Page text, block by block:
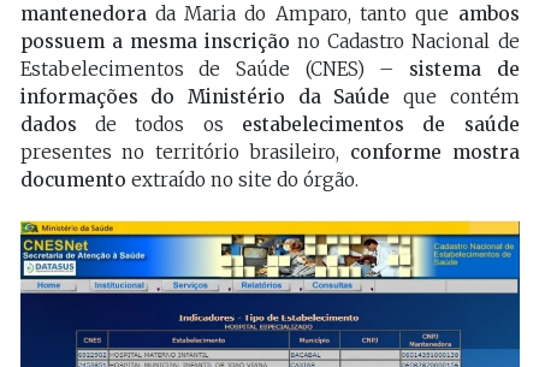
mantenedora da Maria do Amparo, tanto que ambos
possuem a mesma inscrição no Cadastro Nacional de
Estabelecimentos de Saúde (CNES) – sistema de
informações do Ministério da Saúde que contém
dados de todos os estabelecimentos de saúde
presentes no território brasileiro, conforme mostra
documento extraído no site do órgão.